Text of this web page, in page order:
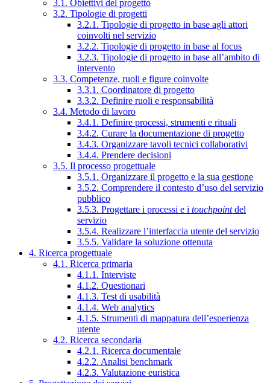
3.1. Obiettivi del progetto
3.2. Tipologie di progetti
3.2.1. Tipologie di progetto in base agli attori
coinvolti nel servizio
3.2.2. Tipologie di progetto in base al focus
3.2.3. Tipologie di progetto in base all’ambito di
intervento
3.3. Competenze, ruoli e figure coinvolte
3.3.1. Coordinatore di progetto
3.3.2. Definire ruoli e responsabilità
3.4. Metodo di lavoro
3.4.1. Definire processi, strumenti e rituali
3.4.2. Curare la documentazione di progetto
3.4.3. Organizzare tavoli tecnici collaborativi
3.4.4. Prendere decisioni
3.5. Il processo progettuale
3.5.1. Organizzare il progetto e la sua gestione
3.5.2. Comprendere il contesto d’uso del servizio
pubblico
3.5.3. Progettare i processi e i touchpointdel
servizio
3.5.4. Realizzare l’interfaccia utente del servizio
3.5.5. Validare la soluzione ottenuta
4. Ricerca progettuale
4.1. Ricerca primaria
4.1.1. Interviste
4.1.2. Questionari
4.1.3. Test di usabilità
4.1.4. Web analytics
4.1.5. Strumenti di mappatura dell’esperienza
utente
4.2. Ricerca secondaria
4.2.1. Ricerca documentale
4.2.2. Analisi benchmark
4.2.3. Valutazione euristica